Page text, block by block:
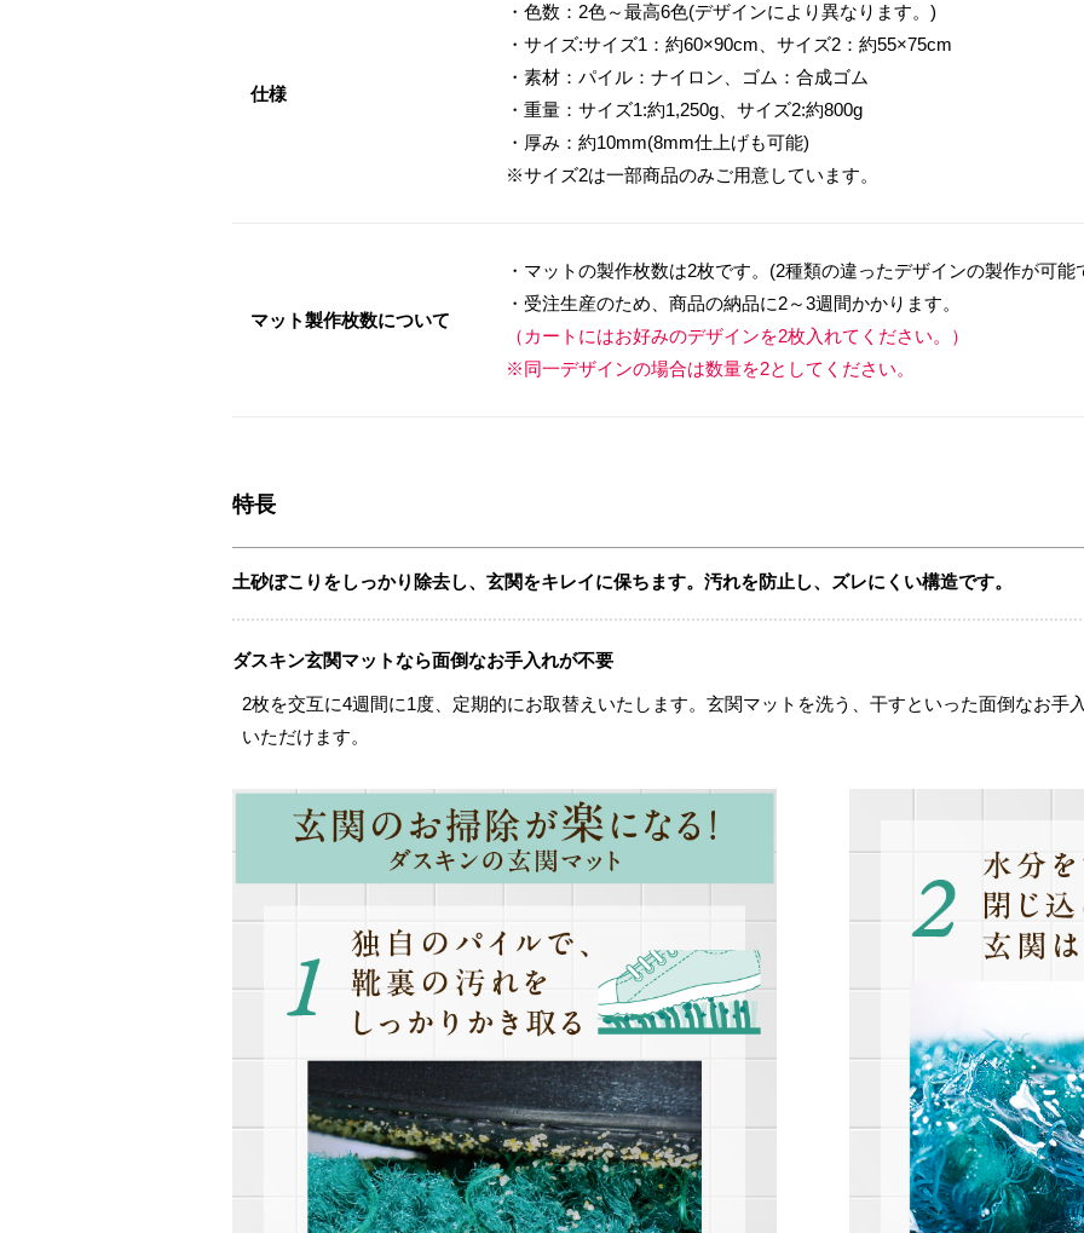
仕様
・色数：2色～最高6色(デザインにより異なります。)
・サイズ:サイズ1：約60×90cm、サイズ2：約55×75cm
・素材：パイル：ナイロン、ゴム：合成ゴム
・重量：サイズ1:約1,250g、サイズ2:約800g
・厚み：約10mm(8mm仕上げも可能)
※サイズ2は一部商品のみご用意しています。
マット製作枚数について
・マットの製作枚数は2枚です。(2種類の違ったデザインの製作が可能
・受注生産のため、商品の納品に2～3週間かかります。
（カートにはお好みのデザインを2枚入れてください。）
※同一デザインの場合は数量を2としてください。
特長
土砂ぼこりをしっかり除去し、玄関をキレイに保ちます。汚れを防止し、ズレにくい構造です。
ダスキン玄関マットなら面倒なお手入れが不要
2枚を交互に4週間に1度、定期的にお取替えいたします。玄関マットを洗う、干すといった面倒なお手
いただけます。